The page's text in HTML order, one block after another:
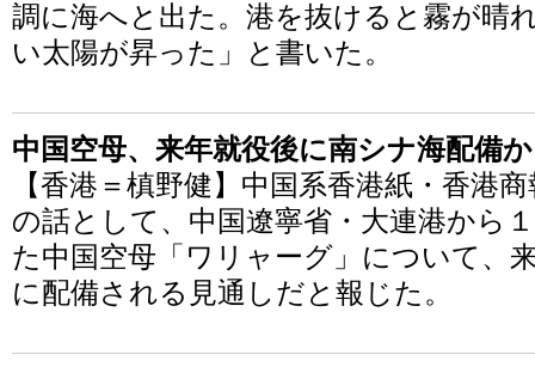
調に海へと出た。港を抜けると霧が晴
い太陽が昇った」と書いた。
中国空母、来年就役後に南シナ海配備
【香港＝槙野健】中国系香港紙・香港
の話として、中国遼寧省・大連港から
た中国空母「ワリャーグ」について、
に配備される見通しだと報じた。